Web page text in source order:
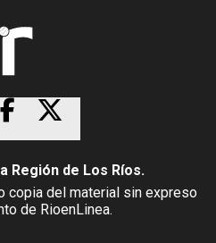
Región de Los Ríos.
copia del material sin expreso
de RioenLinea.